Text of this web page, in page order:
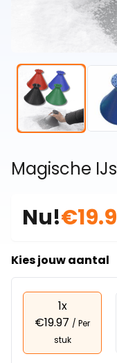
Magische
Nu!
Kies jouw aantal
1x
€19.97 / Per
stuk